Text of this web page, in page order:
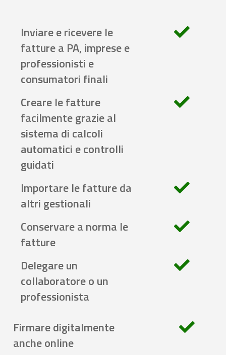
Inviare e ricevere le
fatture a PA, imprese e
professionisti e
consumatori finali
Creare le fatture
facilmente grazie al
sistema di calcoli
automatici e controlli
guidati
Importare le fatture da
altri gestionali
Conservare a norma le
fatture
Delegare un
collaboratore o un
professionista
Firmare digitalmente
anche online